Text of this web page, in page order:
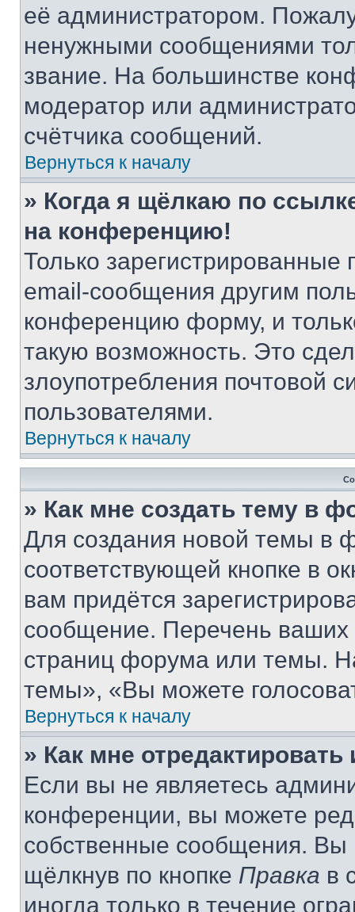
её администратором.
ненужными сообщениями
звание. На большинстве
модератор или
счётчика сообщений.
Вернуться к началу
» Когда я щёлкаю по
на конференцию!
Только зарегистрированные
email-сообщения другим
конференцию форму, и
такую возможность. Это
злоупотребления почтовой
пользователями.
Вернуться к началу
» Как мне создать тему в
Для создания новой темы в
соответствующей кнопке в
вам придётся
сообщение. Перечень ваших
страниц форума или темы.
темы», «Вы можете
Вернуться к началу
» Как мне
Если вы не являетесь
конференции, вы можете
собственные сообщения. Вы
щёлкнув по кнопке Правка в
иногда только в течение